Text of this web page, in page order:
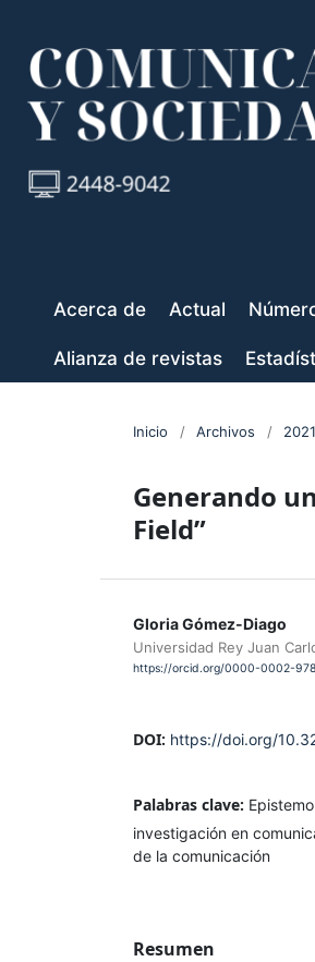
Acerca de Actual
Alianza de revistas
Inicio / Archivos /
Generando
Field”
Gloria Gómez-Diago
Universidad Rey Juan
https://orcid.org/0000-0002-
DOI: https://doi.org/
Palabras clave:
investigación en
de la comunicación
Resumen